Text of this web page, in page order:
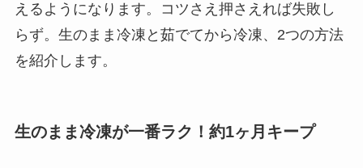
えるようになります。コツさえ押さえれば失敗し
らず。生のまま冷凍と茹でてから冷凍、2つの方法
を紹介します。
生のまま冷凍が一番ラク！約1ヶ月キープ